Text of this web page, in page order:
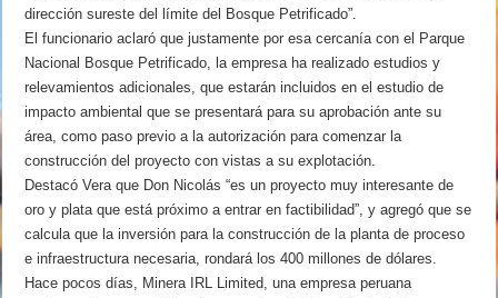
dirección sureste del límite del Bosque Petrificado”.
El funcionario aclaró que justamente por esa cercanía con el Parque
Nacional Bosque Petrificado, la empresa ha realizado estudios y
relevamientos adicionales, que estarán incluidos en el estudio de
impacto ambiental que se presentará para su aprobación ante su
área, como paso previo a la autorización para comenzar la
construcción del proyecto con vistas a su explotación.
Destacó Vera que Don Nicolás “es un proyecto muy interesante de
oro y plata que está próximo a entrar en factibilidad”, y agregó que se
calcula que la inversión para la construcción de la planta de proceso
e infraestructura necesaria, rondará los 400 millones de dólares.
Hace pocos días, Minera IRL Limited, una empresa peruana